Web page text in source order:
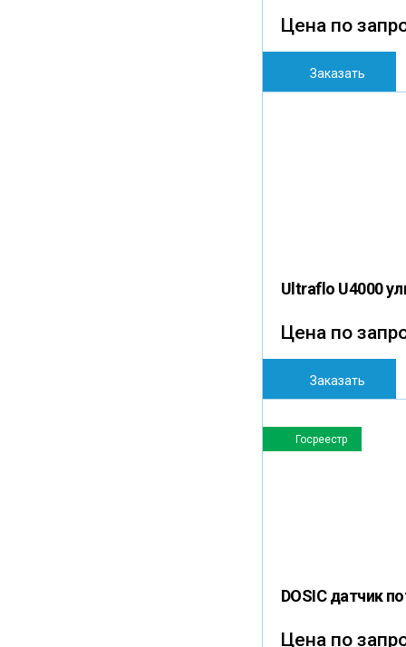
Цена по
Заказать
Ultraflo U4000
Цена по
Заказать
Госреестр
DOSIC датчик
Цена по